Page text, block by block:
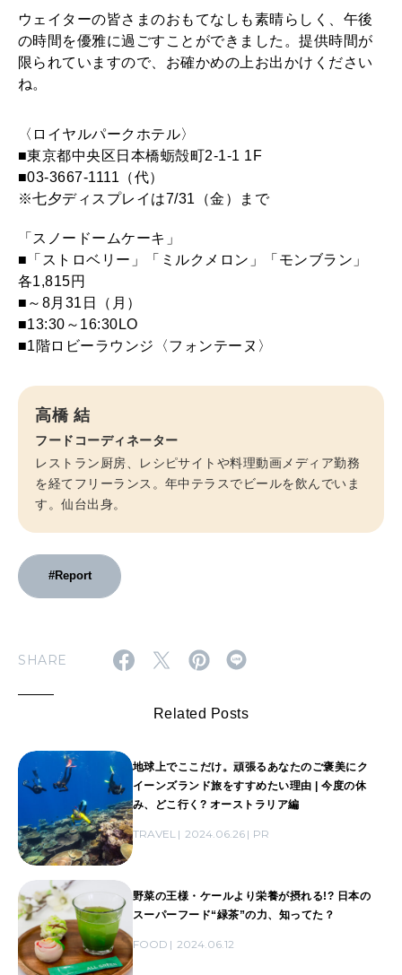
ウェイターの皆さまのおもてなしも素晴らしく、午後
の時間を優雅に過ごすことができました。提供時間が
限られていますので、お確かめの上お出かけください
ね。
〈ロイヤルパークホテル〉
■東京都中央区日本橋蛎殻町2-1-1 1F
■03-3667-1111（代）
※七夕ディスプレイは7/31（金）まで
「スノードームケーキ」
■「ストロベリー」「ミルクメロン」「モンブラン」
各1,815円
■～8月31日（月）
■13:30～16:30LO
■1階ロビーラウンジ〈フォンテーヌ〉
高橋 結
フードコーディネーター
レストラン厨房、レシピサイトや料理動画メディア勤務
を経てフリーランス。年中テラスでビールを飲んでいま
す。仙台出身。
#Report
SHARE
Related Posts
地球上でここだけ。頑張るあなたのご褒美にク
イーンズランド旅をすすめたい理由 | 今度の休
み、どこ行く? オーストラリア編
TRAVEL 2024.06.26 PR
野菜の王様・ケールより栄養が摂れる!? 日本の
スーパーフード“緑茶”の力、知ってた？
FOOD 2024.06.12